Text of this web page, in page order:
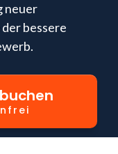
neuer
bessere